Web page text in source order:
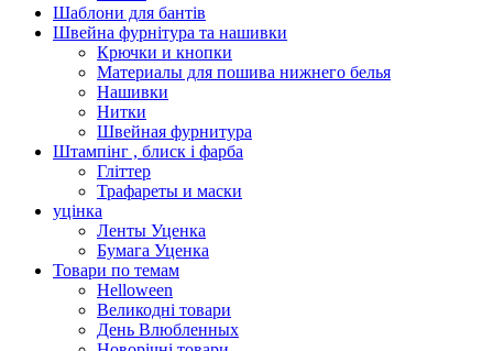
Шаблони для бантів
Швейна фурнітура та нашивки
Крючки и кнопки
Материалы для пошива нижнего белья
Нашивки
Нитки
Швейная фурнитура
Штампінг , блиск і фарба
Гліттер
Трафареты и маски
уцінка
Ленты Уценка
Бумага Уценка
Товари по темам
Helloween
Великодні товари
День Влюбленных